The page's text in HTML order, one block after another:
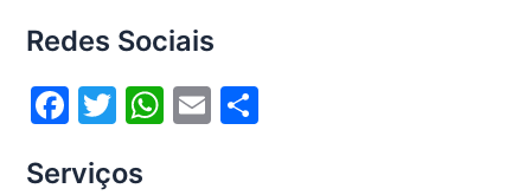
o
o
k
p
p
Redes Sociais
F
c
T
itt
W E
Serviços